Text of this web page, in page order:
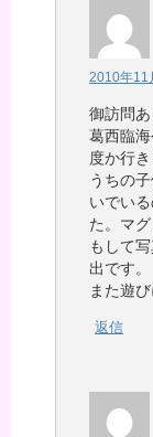
2010年11
御訪問あ
葛西臨
度か行き
うちの
いでい
た。マ
もして
出です。
また遊び
返信